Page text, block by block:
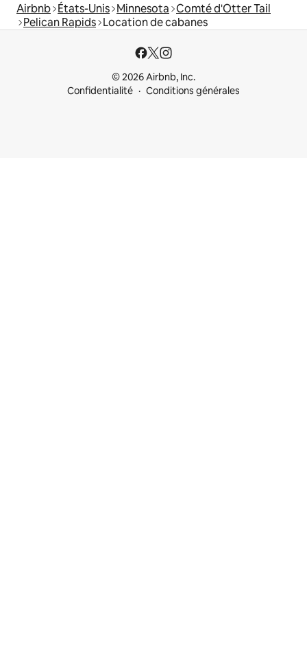
Airbnb États-Unis Minnesota Comté d'Otter Tail
Pelican Rapids Location de cabanes
© 2026 Airbnb, Inc.
Confidentialité
Conditions générales